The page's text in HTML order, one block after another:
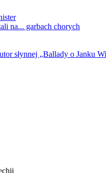
na... garbach chorych
słynnej „Ballady o Janku